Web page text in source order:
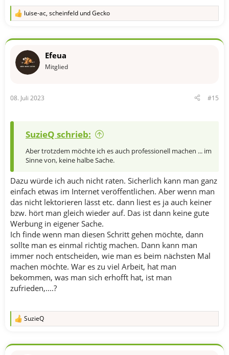
R
k
o
:
luise-ac, scheinfeld undGecko
Efeua
Mitglied
08. Juli 2023 #15
SuzieQ schrieb:
Aber trotzdem möchte ich es auch professionell machen ... im
Sinne von, keine halbe Sache.
Dazu würde ich auch nicht raten. Sicherlich kann man ganz
einfach etwas im Internet veröffentlichen. Aber wenn man
das nicht lektorieren lässt etc. dann liest es ja auch keiner
bzw. hört man gleich wieder auf. Das ist dann keine gute
Werbung in eigener Sache.
Ich finde wenn man diesen Schritt gehen möchte, dann
sollte man es einmal richtig machen. Dann kann man
immer noch entscheiden, wie man es beim nächsten Mal
machen möchte. War es zu viel Arbeit, hat man
bekommen, was man sich erhofft hat, ist man
zufrieden,....?
R
k
SuzieQ